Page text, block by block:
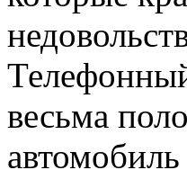
весьма